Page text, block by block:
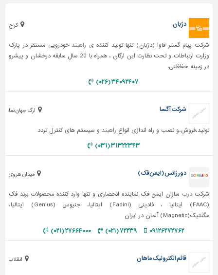
کرج دژبان
شرکت پیام گستر فاوا (دژبان) تنها تولید کننده ی راهبند خودرویی مستقر در پارک
وزارت ارتباطات و تحت نظارت این ارگان ، همراه با 20 سال سابقه درخشان و پیشرو
در زمینه حفاظتی.
۳۴۰۹۲۴۰۷ (۰۲۶)
ارگ جهان نما شرکت آگسا
تولید،فروش،و نصب و راه اندازی انواع راهبند و سیستم های کنترل تردد
۳۱۳۲۲۳۴۳ (۰۳۱)
میدان هروی دورژانس (ایمن فک)
شرکتدرب سازان ایمن فک نماینده انحصاری و تنها وارد کننده محصولات برند فک
(FAAC) ایتالیا ، فادینی (Fadini) ایتالیا، جنیوس (Genius) ایتالیا،
مگنتیک(Magnetic) آلمان در ایران
۰۹۱۲۶۲۷۲۷۶۲ ۷۲۲۳۹ (۰۲۱) ۲۷۶۶۴۰۰۰ (۰۲۱)
انقلاب قائم الکترونیک ماهان